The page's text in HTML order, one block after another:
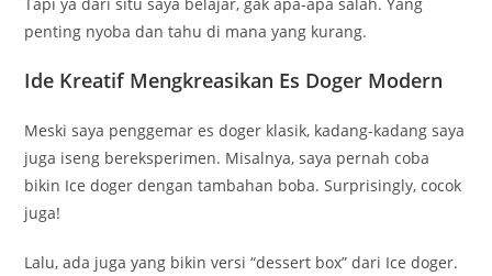
penting nyoba dan tahu di mana yang kurang.
Ide Kreatif Mengkreasikan Es Doger Modern
Meski saya penggemar es doger klasik, kadang-kadang saya
juga iseng bereksperimen. Misalnya, saya pernah coba
bikin Ice doger dengan tambahan boba. Surprisingly, cocok
juga!
Lalu, ada juga yang bikin versi “dessert box” dari Ice doger.